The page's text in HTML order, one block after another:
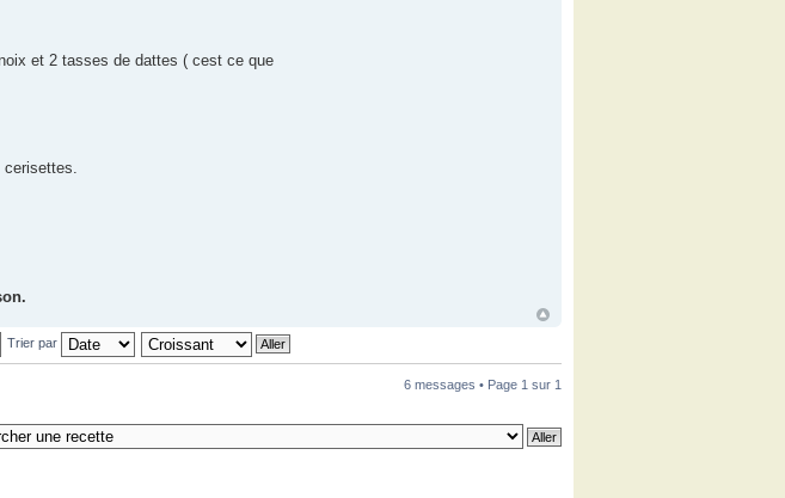
et 2 tasses de dattes ( cest ce que
Trier par
6 messages • Page 1 sur 1